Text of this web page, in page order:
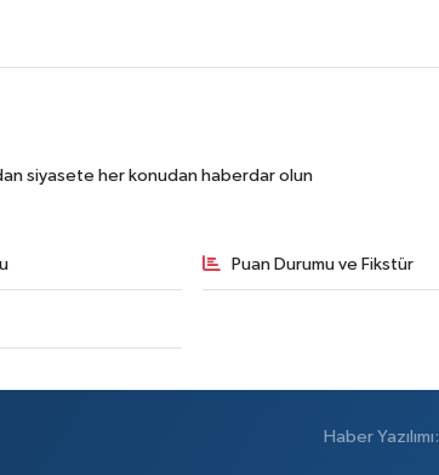
siyasete her konudan haberdar olun
Puan Durumu ve Fikstür
Haber Yazılımı: